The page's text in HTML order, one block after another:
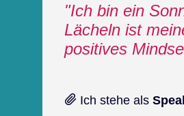
Ich bin ein
Lächeln ist
positives
Ich stehe als